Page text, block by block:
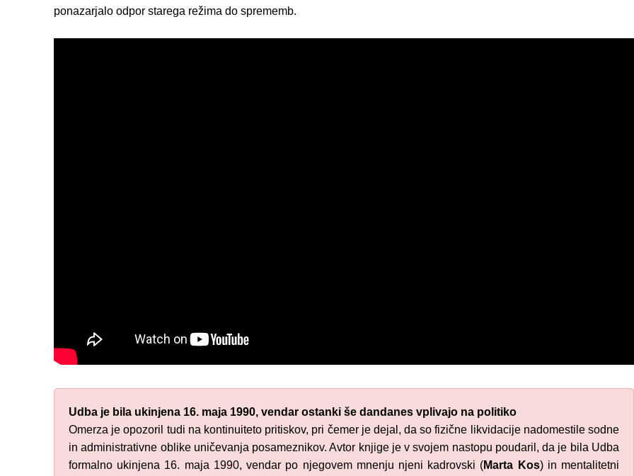
ponazarjalo odpor starega režima do sprememb.
Udba je bila ukinjena 16. maja 1990, vendar ostanki še dandanes vplivajo na politiko
Omerza je opozoril tudi na kontinuiteto pritiskov, pri čemer je dejal, da so fizične likvidacije nadomestile sodne
in administrativne oblike uničevanja posameznikov. Avtor knjige je v svojem nastopu poudaril, da je bila Udba
formalno ukinjena 16. maja 1990, vendar po njegovem mnenju njeni kadrovski (Marta Kos) in mentalitetni